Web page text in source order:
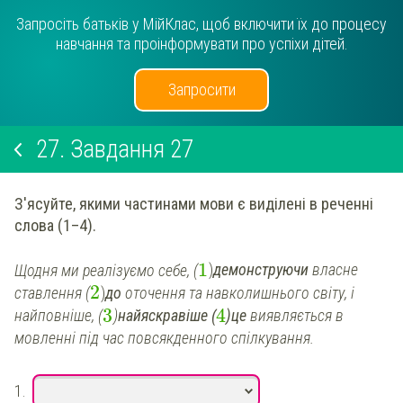
Запросіть батьків у МійКлас, щоб включити їх до процесу
навчання та проінформувати про успіхи дітей.
Запросити
27. Завдання 27
З'ясуйте, якими частинами мови є виділені в реченні
слова (1–4).
Щодня ми реалізуємо себе, (1)демонструючивласне
ставлення (2)до оточення та навколишнього світу, і
найповніше, (3)найяскравіше(4)цевиявляється в
мовленні під час повсякденного спілкування.
1.